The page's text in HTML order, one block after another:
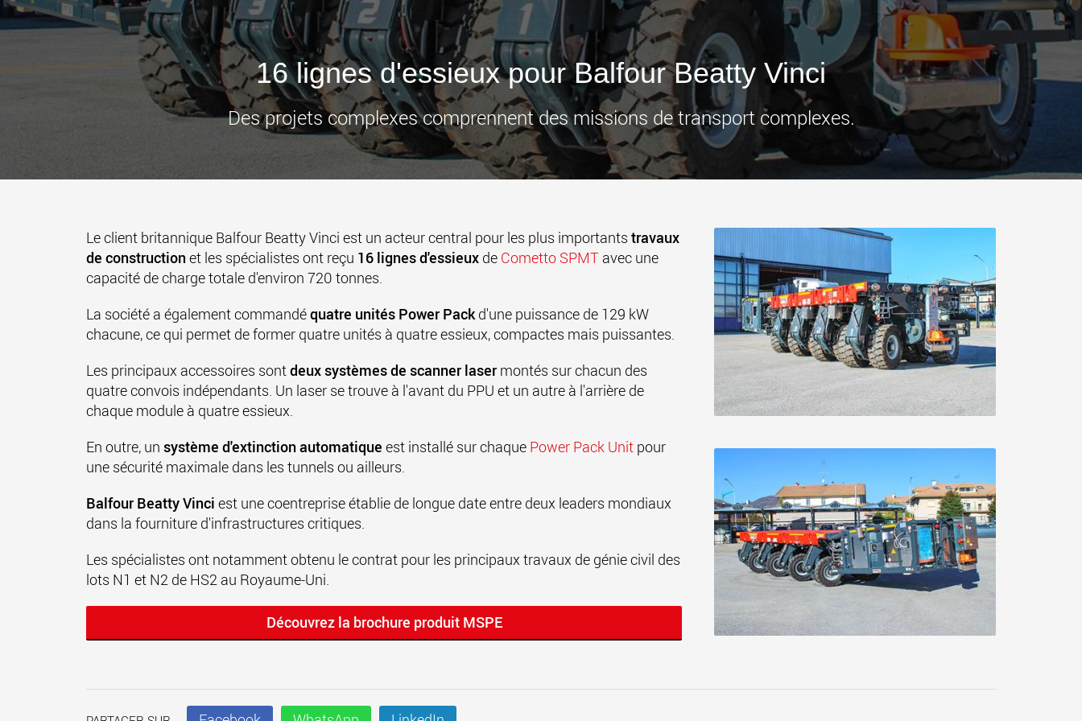
des charges plus légères aux
États-Unis
www.morello.us.com
pour des charges utiles
jusqu’à 25 000 t et au-delà
www.cometto.com
16 lignes d'essieux pour Balfour Beatty Vinci
Des projets complexes comprennent des missions de transport complexes.
Le client britannique Balfour Beatty Vinci est un acteur central pour les plus importants travaux
de construction et les spécialistes ont reçu 16 lignes d'essieux de Cometto SPMT avec une
capacité de charge totale d'environ 720 tonnes.
La société a également commandéquatre unités Power Packd'une puissance de 129 kW
chacune, ce qui permet de former quatre unités à quatre essieux, compactes mais puissantes.
Les principaux accessoires sontdeux systèmes de scanner laser montés sur chacun des
quatre convois indépendants. Un laser se trouve à l'avant du PPU et un autre à l'arrière de
chaque module à quatre essieux.
En outre, un système d'extinction automatique est installé sur chaque Power Pack Unit pour
une sécurité maximale dans les tunnels ou ailleurs.
Balfour Beatty Vinci est une coentreprise établie de longue date entre deux leaders mondiaux
dans la fourniture d'infrastructures critiques.
Les spécialistes ont notamment obtenu le contrat pour les principaux travaux de génie civil des
lots N1 et N2 de HS2 au Royaume-Uni.
Découvrez la brochure produit MSPE